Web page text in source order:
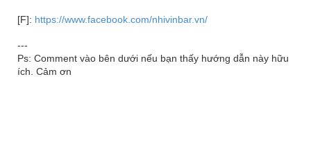
[F]: https://www.facebook.com/nhivinbar.vn/
---
Ps: Comment vào bên dưới nếu bạn thấy hướng dẫn này hữu
ích. Cảm ơn